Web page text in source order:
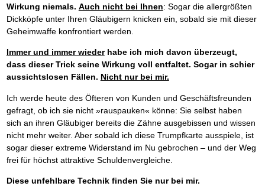
Wirkung niemals. Auch nicht bei Ihnen: Sogar die allergrößten
Dickköpfe unter Ihren Gläubigern knicken ein, sobald sie mit dieser
Geheimwaffe konfrontiert werden.
Immer und immer wiederhabe ich mich davon überzeugt,
dass dieser Trick seine Wirkung voll entfaltet. Sogar in schier
aussichtslosen Fällen. Nicht nur bei mir.
Ich werde heute des Öfteren von Kunden und Geschäftsfreunden
gefragt, ob ich sie nicht »rauspauken« könne: Sie selbst haben
sich an ihren Gläubiger bereits die Zähne ausgebissen und wissen
nicht mehr weiter. Aber sobald ich diese Trumpfkarte ausspiele, ist
sogar dieser extreme Widerstand im Nu gebrochen – und der Weg
frei für höchst attraktive Schuldenvergleiche.
Diese unfehlbare Technik finden Sie nur bei mir.